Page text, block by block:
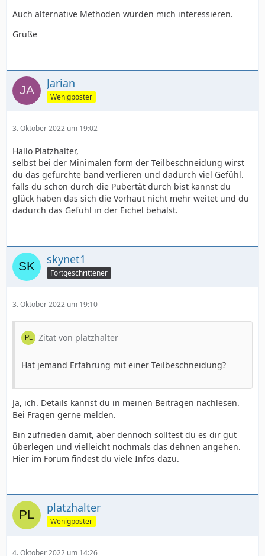
Auch alternative Methoden würden mich interessieren.
Grüße
Jarian
Wenigposter
3. Oktober 2022 um 19:02
Hallo Platzhalter,
selbst bei der Minimalen form der Teilbeschneidung wirst
du das gefurchte band verlieren und dadurch viel Gefühl.
falls du schon durch die Pubertät durch bist kannst du
glück haben das sich die Vorhaut nicht mehr weitet und du
dadurch das Gefühl in der Eichel behälst.
skynet1
Fortgeschrittener
3. Oktober 2022 um 19:10
Zitat von platzhalter
Hat jemand Erfahrung mit einer Teilbeschneidung?
Ja, ich. Details kannst du in meinen Beiträgen nachlesen.
Bei Fragen gerne melden.
Bin zufrieden damit, aber dennoch solltest du es dir gut
überlegen und vielleicht nochmals das dehnen angehen.
Hier im Forum findest du viele Infos dazu.
platzhalter
Wenigposter
4. Oktober 2022 um 14:26